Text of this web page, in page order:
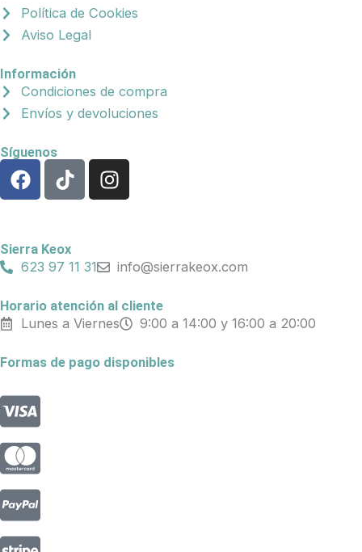
Política de Cookies
Aviso Legal
Información
Condiciones de compra
Envíos y devoluciones
Síguenos
F
a
b
o
k
T
i
o
k
I
n
g
a
m
Sierra Keox
623 97 11 31 info@sierrakeox.com
Horario atención al cliente
Lunes a Viernes 9:00 a 14:00 y 16:00 a 20:00
Formas de pago disponibles